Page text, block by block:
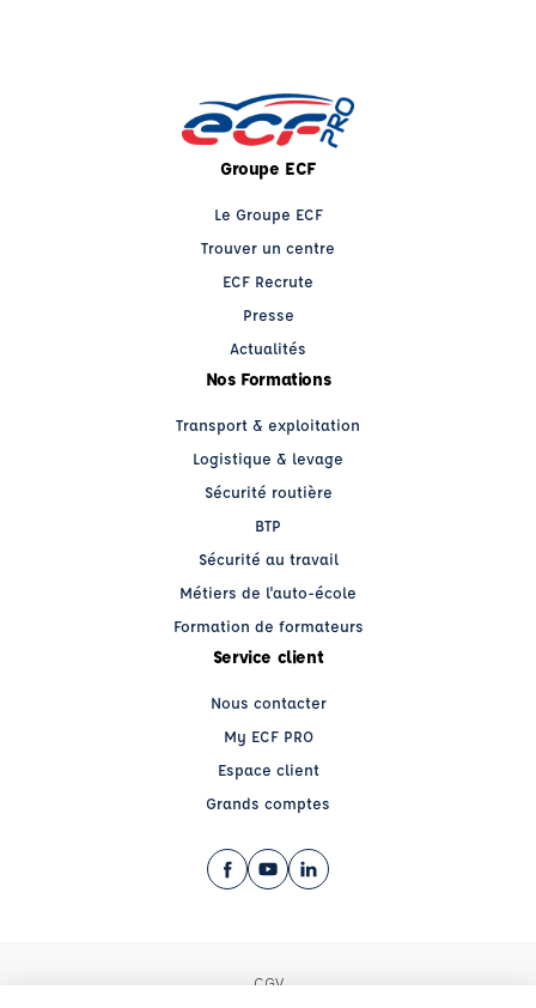
Groupe ECF
Le Groupe ECF
Trouver un centre
ECF Recrute
Presse
Actualités
Nos Formations
Transport & exploitation
Logistique & levage
Sécurité routière
BTP
Sécurité au travail
Métiers de l'auto-école
Formation de formateurs
Service client
Nous contacter
My ECF PRO
Espace client
Grands comptes
Facebook (nouvelle fenêtre)
YouTube (nouvelle fenêtre)
LinkedIn (nouvelle fenêtre)
CGV